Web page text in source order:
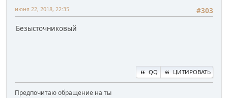
#303
июня 22, 2018, 22:35
Безысточниковый
QQ ЦИТИРОВАТЬ
Предпочитаю обращение на ты